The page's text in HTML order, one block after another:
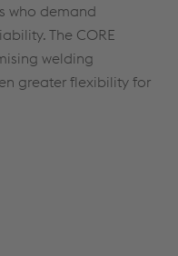
who demand
The CORE
welding
greater flexibility for